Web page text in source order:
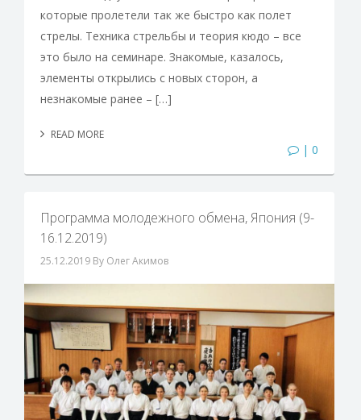
которые пролетели так же быстро как полет
стрелы. Техника стрельбы и теория кюдо – все
это было на семинаре. Знакомые, казалось,
элементы открылись с новых сторон, а
незнакомые ранее – […]
READ MORE
| 0
Программа молодежного обмена, Япония (9-
16.12.2019)
25.12.2019 By Олег Акимов